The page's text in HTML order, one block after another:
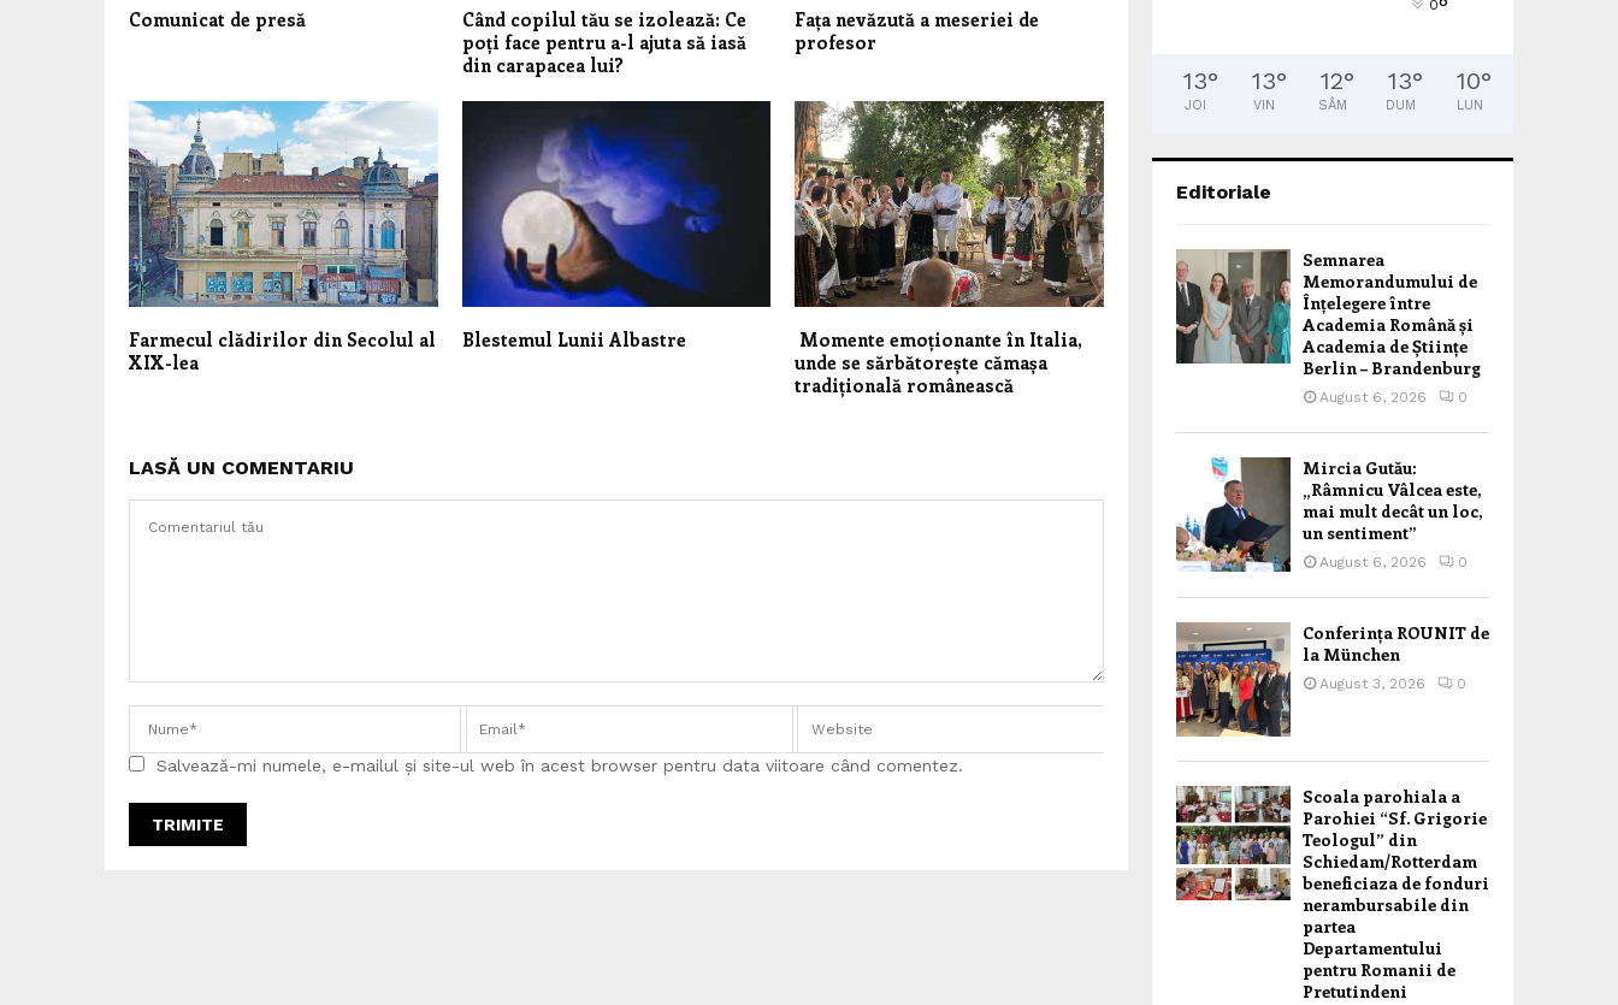
Comunicat de presă
Când copilul tău se izolează: Ce
poți face pentru a-l ajuta să iasă
din carapacea lui?
Fața nevăzută a meseriei de
profesor
Farmecul clădirilor din Secolul al
XIX-lea
Blestemul Lunii Albastre
Momente emoționante în Italia,
unde se sărbătorește cămașa
tradițională românească
LASĂ UN COMENTARIU
Salvează-mi numele, e-mailul și site-ul web în acest browser pentru data viitoare când comentez.
0°
13°
JOI
13°
VIN
12°
SÂM
13°
DUM
10°
LUN
Editoriale
Semnarea
Memorandumului de
Înțelegere între
Academia Română și
Academia de Științe
Berlin – Brandenburg
August 6, 2026 0
Mircia Gutău:
„Râmnicu Vâlcea este,
mai mult decât un loc,
un sentiment”
August 6, 2026 0
Conferința ROUNIT de
la München
August 3, 2026 0
Scoala parohiala a
Parohiei “Sf. Grigorie
Teologul” din
Schiedam/Rotterdam
beneficiaza de fonduri
nerambursabile din
partea
Departamentului
pentru Romanii de
Pretutindeni